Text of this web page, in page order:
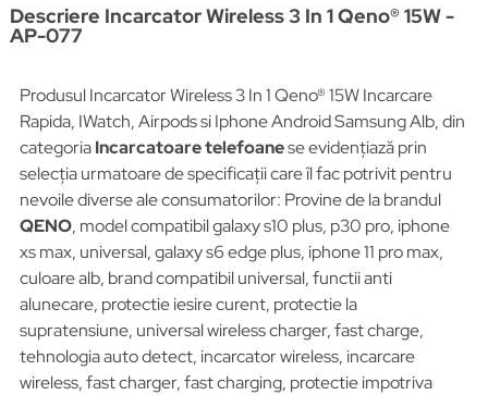
Descriere Incarcator Wireless 3 In 1 Qeno® 15W -
AP-077
Produsul Incarcator Wireless 3 In 1 Qeno® 15W Incarcare
Rapida, IWatch, Airpods si Iphone Android Samsung Alb, din
categoriaIncarcatoare telefoanese evidențiază prin
selecția urmatoare de specificații care îl fac potrivit pentru
nevoile diverse ale consumatorilor: Provine de la brandul
QENO, model compatibil galaxy s10 plus, p30 pro, iphone
xs max, universal, galaxy s6 edge plus, iphone 11 pro max,
culoare alb, brand compatibil universal, functii anti
alunecare, protectie iesire curent, protectie la
supratensiune, universal wireless charger, fast charge,
tehnologia auto detect, incarcator wireless, incarcare
wireless, fast charger, fast charging, protectie impotriva